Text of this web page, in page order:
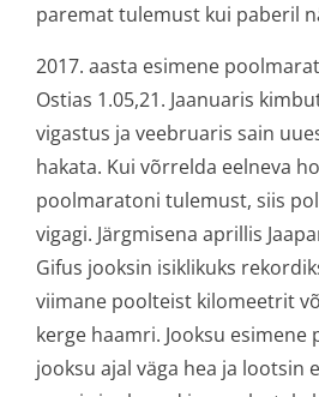
paremat tulemust kui paberil
2017. aasta esimene
Ostias 1.05,21. Jaanuaris
vigastus ja veebruaris sain
hakata. Kui võrrelda eelneva
poolmaratoni tulemust, siis
vigagi. Järgmisena aprillis
Gifus jooksin isiklikuks
viimane poolteist kilomeetrit
kerge haamri. Jooksu
jooksu ajal väga hea ja lootsin